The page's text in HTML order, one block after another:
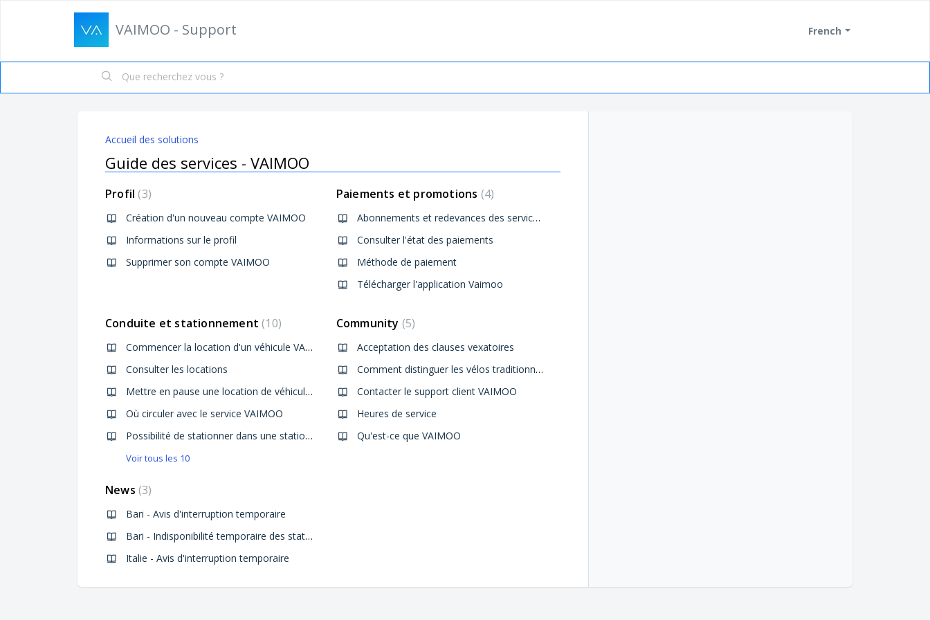
VAIMOO - Support French
Accueil des solutions
Guide des services - VAIMOO
Profil 3
Création d'un nouveau compte VAIMOO
Informations sur le profil
Supprimer son compte VAIMOO
Paiements et promotions 4
Abonnements et redevances des services VAIMOO
Consulter l'état des paiements
Méthode de paiement
Télécharger l'application Vaimoo
Conduite et stationnement 10
Commencer la location d'un véhicule VAIMOO
Consulter les locations
Mettre en pause une location de véhicule VAIMOO
Où circuler avec le service VAIMOO
Possibilité de stationner dans une station pleine (coût supplémentaire)
Voir tous les 10
Community 5
Acceptation des clauses vexatoires
Comment distinguer les vélos traditionnels des vélos électriques
Contacter le support client VAIMOO
Heures de service
Qu'est-ce que VAIMOO
News 3
Bari - Avis d'interruption temporaire
Bari - Indisponibilité temporaire des stations en raison des célébrations du Nouvel An
Italie - Avis d'interruption temporaire